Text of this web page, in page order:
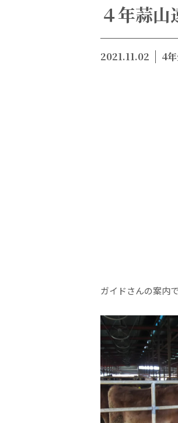
４年蒜山
2021.11.02 4
ガイドさんの案内